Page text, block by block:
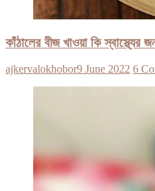
কাঁঠালের বীজ খাওয়া কি স্বাস্থ্যের
ajkervalokhobor9 June 2022 6